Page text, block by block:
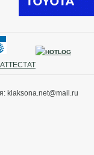
klaksona.net@mail.ru